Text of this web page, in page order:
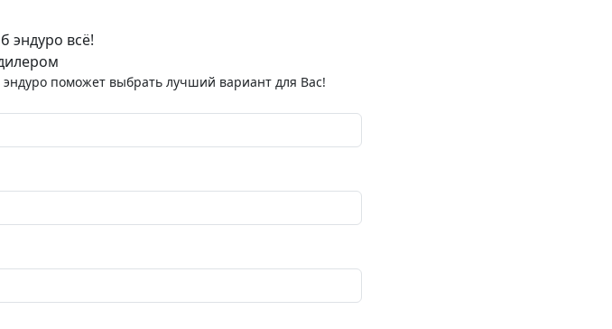
эндуро всё!
поможет выбрать лучший вариант для Вас!